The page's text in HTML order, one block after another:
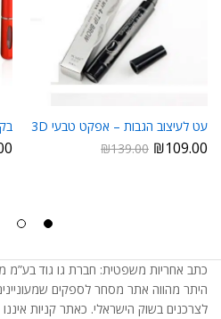
עט לעיצוב הגבות – אפקט טבעי 3D
₪109.00
₪139.00
היתר מהווה אתר מסחר לספקים
לצרכנים בשוק הישראלי. כאתר קניות